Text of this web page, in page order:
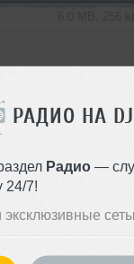
РАДИО НА
Радио—
24/7!
6.6 MB, 256